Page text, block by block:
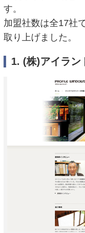
す。
加盟社数は全17社
取り上げました。
1. (株)アイラン